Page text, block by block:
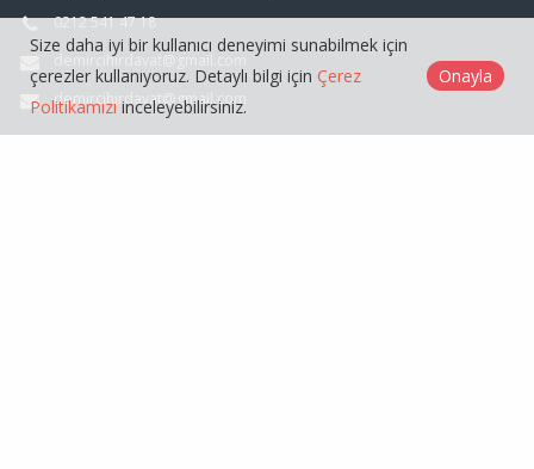
0212 541 47 18
demircihirdavat@gmail.com
demircihirdavat@gmail.com
Size daha iyi bir kullanıcı deneyimi sunabilmek için
çerezler kullanıyoruz. Detaylı bilgi için Çerez
Politikamızı inceleyebilirsiniz.
Onayla